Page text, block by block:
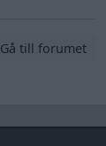
Gå till forumet